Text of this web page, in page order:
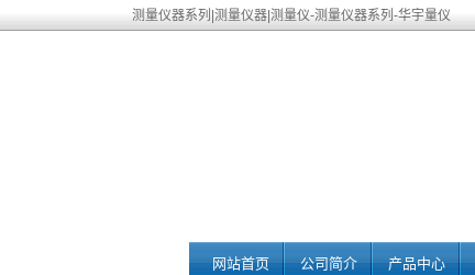
测量仪器系列|测量仪器|测量仪-测量仪器系列-华宇量仪
网站首页 公司简介 产品中心